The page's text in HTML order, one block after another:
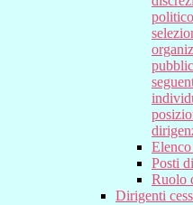
Posti
Ruolo
Dirigenti